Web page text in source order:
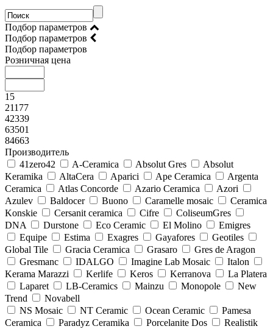
Подбор параметров
Подбор параметров
Подбор параметров
Розничная цена
15
21177
42339
63501
84663
Производитель
41zero42
A-Ceramica Absolut Gres
Absolut
Keramika
AltaCera Aparici Ape Ceramica
Argenta
Ceramica
Atlas Concorde Azario Ceramica
Azori
Azulev
Baldocer Buono Caramelle mosaic
Ceramica
Konskie
Cersanit ceramica Cifre
ColiseumGres
DNA
Durstone Eco Ceramic El Molino
Emigres
Equipe
Estima Exagres Gayafores
Geotiles
Global Tile
Gracia Ceramica Grasaro
Gres de Aragon
Gresmanc
IDALGO Imagine Lab Mosaic
Italon
Kerama Marazzi
Kerlife Keros Kerranova
La Platera
Laparet
LB-Ceramics Mainzu Monopole
New
Trend
Novabell
NS Mosaic
NT Ceramic Ocean Ceramic
Pamesa
Ceramica
Paradyz Сeramika Porcelanite Dos
Realistik